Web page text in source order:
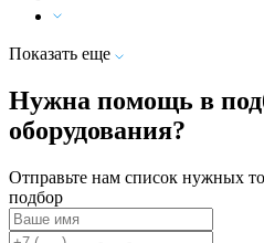
Показать еще
Нужна помощь в
оборудования?
Отправьте нам список нужных
подбор